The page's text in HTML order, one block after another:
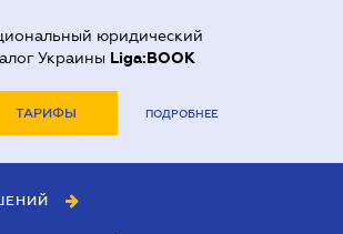
юридический
Украины Liga:BOOK
ТАРИФЫ ПОДРОБНЕЕ